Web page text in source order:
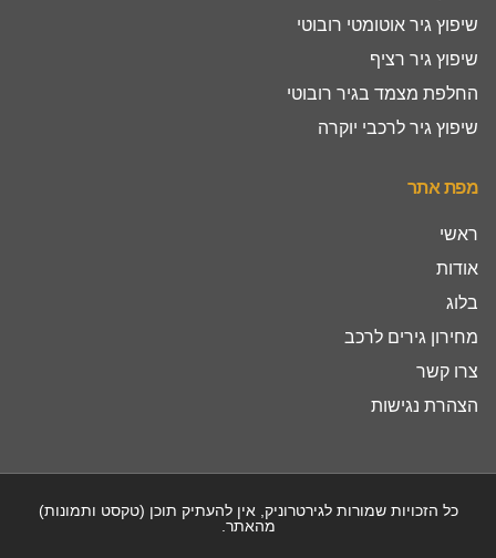
שיפוץ גיר אוטומטי רובוטי
שיפוץ גיר רציף
החלפת מצמד בגיר רובוטי
שיפוץ גיר לרכבי יוקרה
מפת אתר
ראשי
אודות
בלוג
מחירון גירים לרכב
צרו קשר
הצהרת נגישות
כל הזכויות שמורות לגירטרוניק, אין להעתיק תוכן (טקסט ותמונות)
מהאתר.